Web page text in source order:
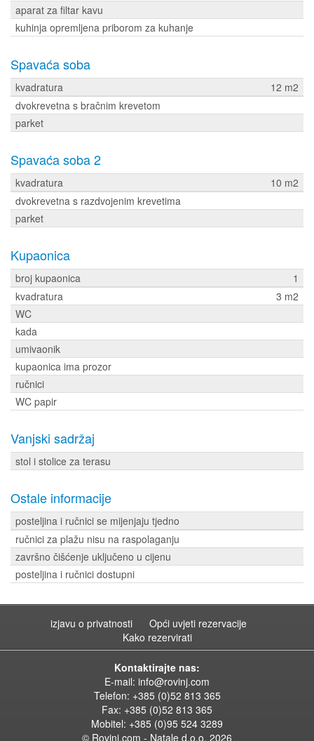
aparat za filtar kavu
kuhinja opremljena priborom za kuhanje
Spavaća soba
kvadratura
12 m2
dvokrevetna s bračnim krevetom
parket
Spavaća soba 2
kvadratura
10 m2
dvokrevetna s razdvojenim krevetima
parket
Kupaonica
broj kupaonica
1
kvadratura
3 m2
WC
kada
umivaonik
kupaonica ima prozor
ručnici
WC papir
Vanjski sadržaj
stol i stolice za terasu
Ostale informacije
posteljina i ručnici se mijenjaju tjedno
ručnici za plažu nisu na raspolaganju
završno čišćenje uključeno u cijenu
posteljina i ručnici dostupni
izjavu o privatnosti
Opći uvjeti rezervacije
Kako rezervirati
Kontaktirajte nas:
E-mail: info@rovinj.com
Telefon: +385 (0)52 813 365
Fax: +385 (0)52 813 365
Mobitel: +385 (0)95 524 3289
© Rovinj.com - Natale d.o.o. 2026